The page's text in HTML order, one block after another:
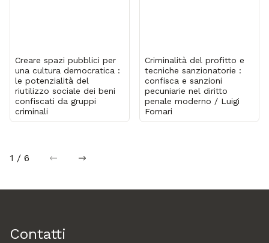
Creare spazi pubblici per
una cultura democratica :
le potenzialità del
riutilizzo sociale dei beni
confiscati da gruppi
criminali
Criminalità del profitto e
tecniche sanzionatorie :
confisca e sanzioni
pecuniarie nel diritto
penale moderno / Luigi
Fornari
1 / 6 precedentesuccessiva
Contatti